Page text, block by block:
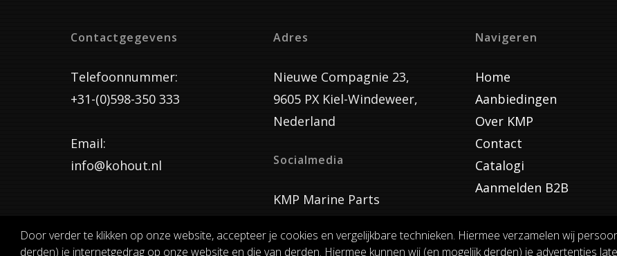
Door verder te klikken op onze website, accepteer je cookies en vergelijkbare technieken. Hiermee verzamelen wij
derden) je internetgedrag op onze website en die van derden. Hiermee kunnen wij (en mogelijk derden) je advertenties
Contactgegevens
Telefoonnummer:
+31-(0)598-350 333
Email:
info@kohout.nl
Adres
Nieuwe Compagnie 23,
9605 PX Kiel-Windeweer,
Nederland
Socialmedia
KMP Marine Parts
Navigeren
Home
Aanbiedingen
Over KMP
Contact
Catalogi
Aanmelden B2B